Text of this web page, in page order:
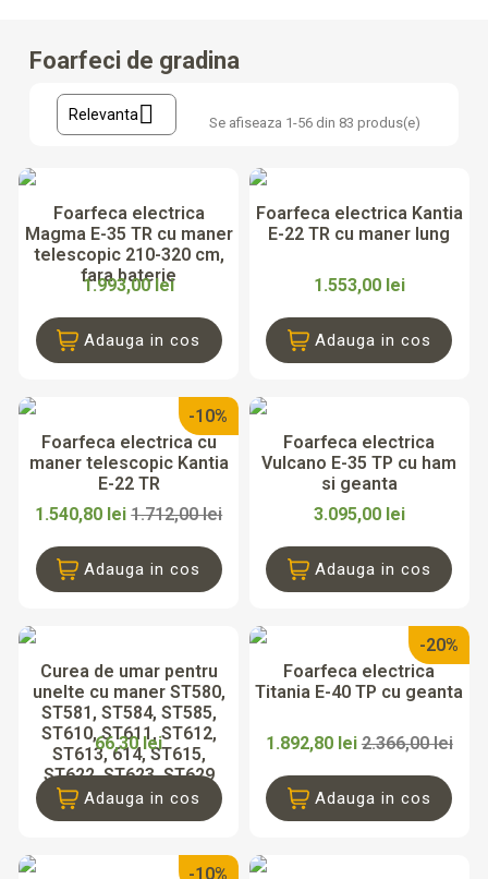
Ștergeți filtrele
Pret
Promotii
Promotii44
Model
Manual45
Tip foarfeca
Bypass 37
Diametru maxim taiere
10 mm4
25 mm 6
30 mm1
35 mm4
40 mm1
Brat telescopic
Material lama
Aluminiu 5
Crom4
Inox7
Otel acoperit cu teflon8
Marca
Foarfeci de gradina
Relevanta Se afiseaza 1-56 din 83 produs(e)
Foarfeca electrica
Magma E-35 TR cu maner
telescopic 210-320 cm,
fara baterie
1.993,00 lei
Adauga in cos
Foarfeca electrica Kantia
E-22 TR cu maner lung
1.553,00 lei
Adauga in cos
Foarfeca electrica cu
maner telescopic Kantia
E-22 TR
1.540,80 lei1.712,00 lei
-10%
Adauga in cos
Foarfeca electrica
Vulcano E-35 TP cu ham
si geanta
3.095,00 lei
Adauga in cos
Curea de umar pentru
unelte cu maner ST580,
ST581, ST584, ST585,
ST610, ST611, ST612,
ST613, 614, ST615,
ST622, ST623, ST629
66,30 lei
Adauga in cos
Foarfeca electrica
Titania E-40 TP cu geanta
1.892,80 lei2.366,00 lei
-20%
Adauga in cos
-10%